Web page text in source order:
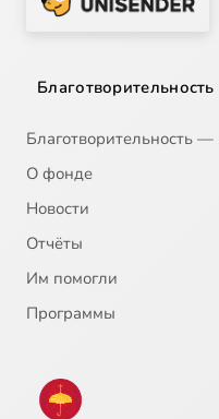
Благотворительность
Благотворительность
О фонде
Новости
Отчёты
Им помогли
Программы